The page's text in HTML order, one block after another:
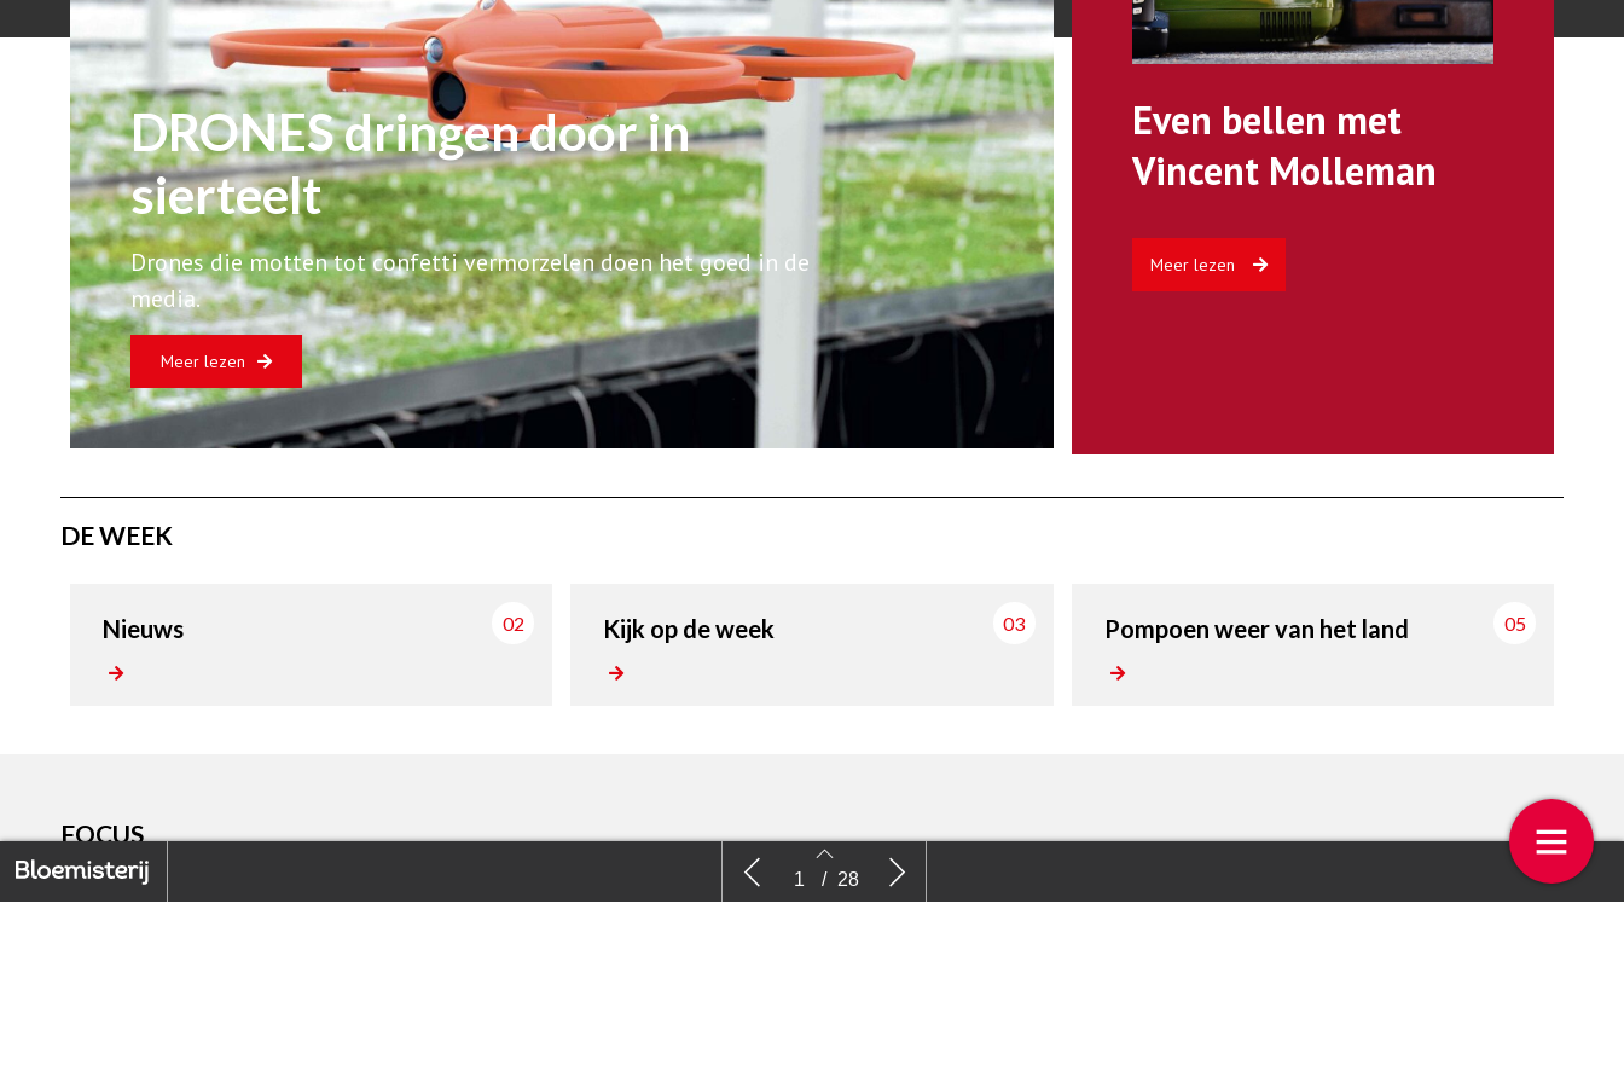
Back to index
Nieuws Even bellen met Vincent
1 / 28
DRONES dringen door in
sierteelt
Drones die motten tot confetti vermorzelen doen het goed in de
media.
Meer lezen
Even bellen met
Vincent Molleman
Meer lezen
DE WEEK
Nieuws 02 Kijk op de week 03 Pompoen weer van het land 05
FOCUS